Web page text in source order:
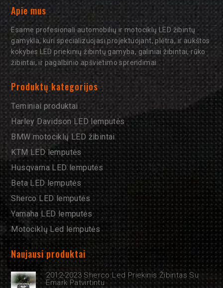
Apie mus
Esame profesionali automobilių ir motociklų LED žibintų
gamykla, kuri specializuojasi projektuojant, plėtra, ir aukštos
kokybės LED priekinių žibintų gamyba, galiniai žibintai, rūko
žibintai, ir pagalbinio apšvietimo sprendimai.
Produktų kategorijos
Teminiai produktai
Harley Davidson LED lemputės
BMW motociklų LED žibintai
KTM LED lemputės
Husqvarna LED lemputės
Beta LED lemputės
Sherco LED lemputės
Yamaha LED lemputės
Motociklų Led lemputės
Naujausi produktai
2012-2023 Sherco Led Priekinis Žibintas Su
Emark Patvirtintu